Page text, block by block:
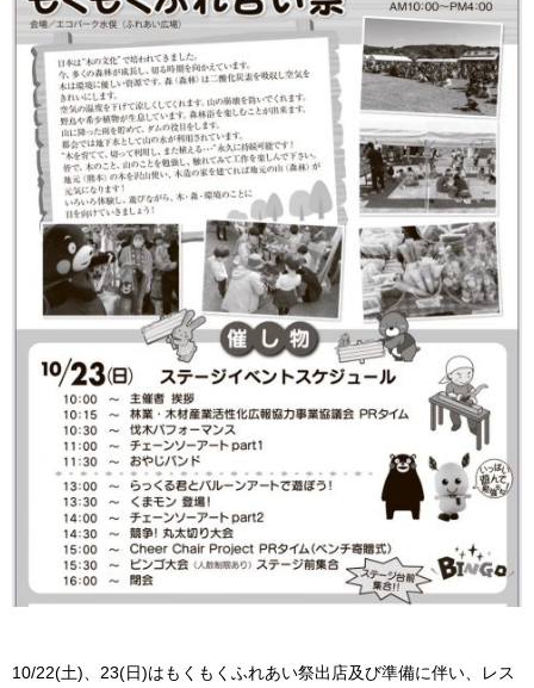
10/22(土)、23(日)はもくもくふれあい祭出店及び準備に伴い、レス